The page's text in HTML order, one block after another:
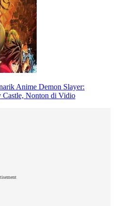
Anime Demon Slayer:
Nonton di Vidio